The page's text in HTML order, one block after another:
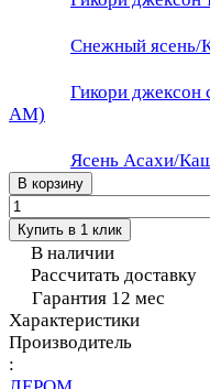
Снежный ясень/
Гикори джексон
АМ)
Ясень Асахи/
В корзину
Купить в 1 клик
В наличии
Рассчитать доставку
Гарантия 12 мес
Характеристики
Производитель
: